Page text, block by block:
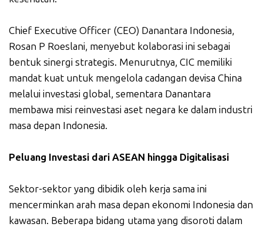
Chief Executive Officer (CEO) Danantara Indonesia,
Rosan P Roeslani, menyebut kolaborasi ini sebagai
bentuk sinergi strategis. Menurutnya, CIC memiliki
mandat kuat untuk mengelola cadangan devisa China
melalui investasi global, sementara Danantara
membawa misi reinvestasi aset negara ke dalam industri
masa depan Indonesia.
Peluang Investasi dari ASEAN hingga Digitalisasi
Sektor-sektor yang dibidik oleh kerja sama ini
mencerminkan arah masa depan ekonomi Indonesia dan
kawasan. Beberapa bidang utama yang disoroti dalam